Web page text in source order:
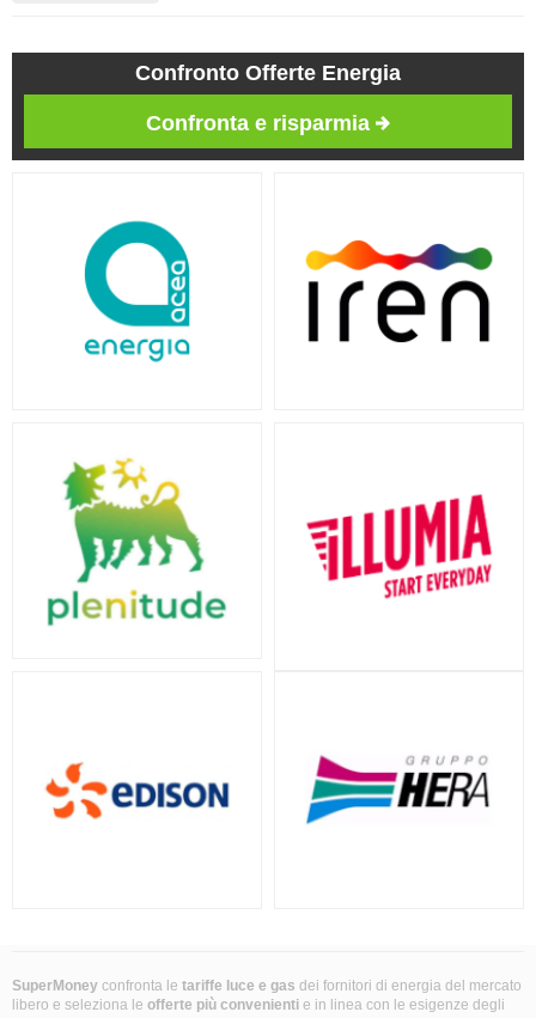
Confronto Offerte Energia
Confronta e risparmia
SuperMoney confronta le tariffe luce e gas dei fornitori di energia del mercato
libero e seleziona le offerte più convenienti e in linea con le esigenze degli